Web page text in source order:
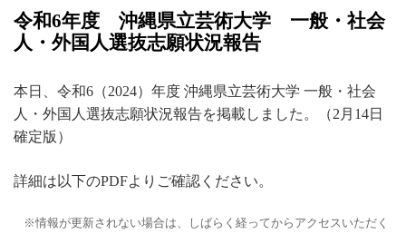
令和6年度 沖縄県立芸術大学 一般・社会
人・外国人選抜志願状況報告
本日、令和6（2024）年度 沖縄県立芸術大学 一般・社会
人・外国人選抜志願状況報告を掲載しました。（2月14日
確定版）
詳細は以下のPDFよりご確認ください。
情報が更新されない場合は、しばらく経ってからアクセスいただく